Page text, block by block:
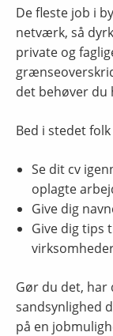
De fleste job i
netværk, så
private og
det behøver du
Bed i stedet
Se dit cv
oplagte
Give dig
Give dig tips
Gør du det,
sandsynlighed
på en